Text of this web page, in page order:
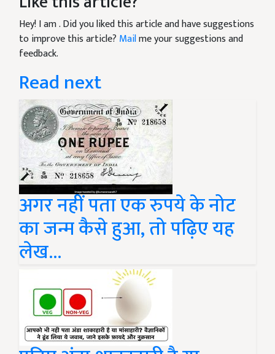
Hey! I am. Did you liked this article and have suggestions
to improve this article? Mailme your suggestions and
feedback.
Read next
अगर नहीं पता एक रुपये के नोट
का जन्म कैसे हुआ, तो पढ़िए यह
लेख...